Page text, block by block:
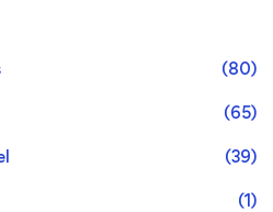
(80)
(65)
(39)
(1)